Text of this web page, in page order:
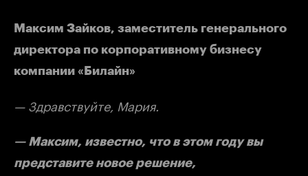
Максим Зайков, заместитель генерального
директора по корпоративному бизнесу
компании «Билайн»
— Здравствуйте, Мария.
— Максим, известно, что в этом году вы
представите новое решение,